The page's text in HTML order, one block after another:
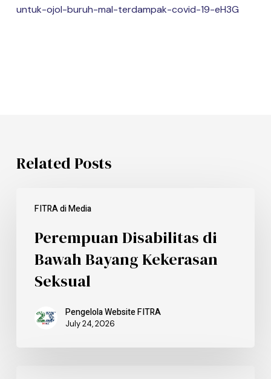
untuk-ojol-buruh-mal-terdampak-covid-19-eH3G
Related Posts
FITRA di Media
Perempuan Disabilitas di
Bawah Bayang Kekerasan
Seksual
Pengelola Website FITRA
July 24, 2026